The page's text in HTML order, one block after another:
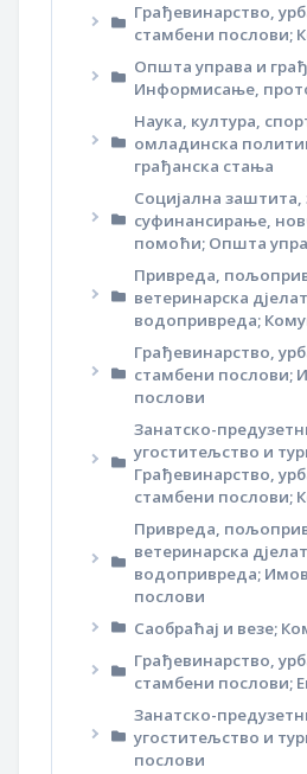
Грађевинарство,
стамбени послови;
Општа управа и
Информисање,
Наука, култура,
омладинска
грађанска стања
Социјална заштита,
суфинансирање,
помоћи; Општа
Привреда,
ветеринарска
водопривреда;
Грађевинарство,
стамбени послови;
послови
Занатско-
угоститељство и
Грађевинарство,
стамбени послови;
Привреда,
ветеринарска
водопривреда;
послови
Саобраћај и везе;
Грађевинарство,
стамбени послови;
Занатско-
угоститељство и
послови